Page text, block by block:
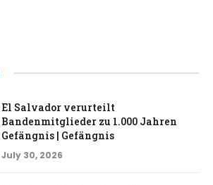
El Salvador verurteilt
Bandenmitglieder zu 1.000 Jahren
Gefängnis | Gefängnis
July 30, 2026